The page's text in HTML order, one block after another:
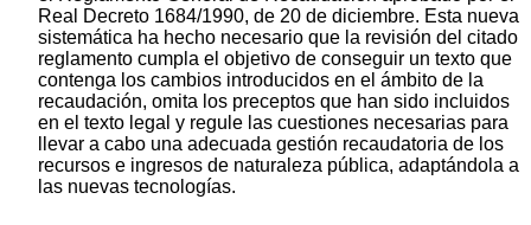
Real Decreto 1684/1990, de 20 de diciembre. Esta nueva
sistemática ha hecho necesario que la revisión del citado
reglamento cumpla el objetivo de conseguir un texto que
contenga los cambios introducidos en el ámbito de la
recaudación, omita los preceptos que han sido incluidos
en el texto legal y regule las cuestiones necesarias para
llevar a cabo una adecuada gestión recaudatoria de los
recursos e ingresos de naturaleza pública, adaptándola a
las nuevas tecnologías.